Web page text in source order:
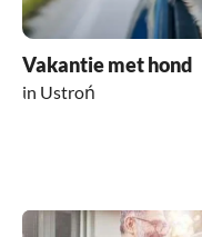
Vakantie met hond
in Ustroń